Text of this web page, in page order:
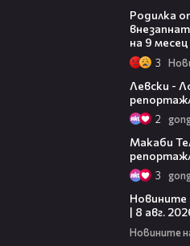
Родилка
на 9 месец
3
Левски -
2
Макаби
3
Новините
| 8 авг.
Новините